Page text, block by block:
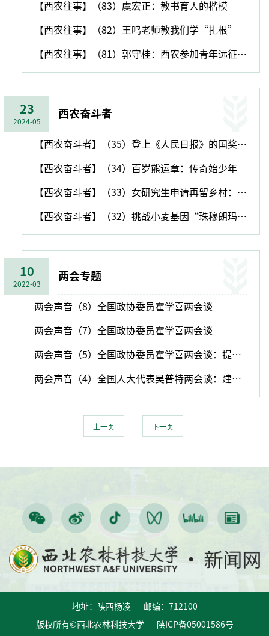
【西农往事】（83）虞宏正：教书育人的楷模
【西农往事】（82）王鸣老师教我们学“扎根”
【西农往事】（81）郭守桂：西农参加青年远征军的唯一一位助教
23
2024-05
西农奋斗者
【西农奋斗者】（35）登上《人民日报》的国奖获奖学生代表许兴时：青春绽放势不可挡
【西农奋斗者】（34）百岁熊运章：传奇始少年
【西农奋斗者】（33）女研究生申请再留乡村：一定要把这件事干到底
【西农奋斗者】（32）挑战小麦基因“珠穆朗玛峰”的宋卫宁团队
10
2022-03
两会专题
两会声音（8）全国政协委员霍学喜两会谈
两会声音（7）全国政协委员霍学喜两会谈
两会声音（5）全国政协委员霍学喜两会谈：提升杂粮研发能力和公共科技投入
两会声音（4）全国人大代表吴普特两会谈：建议部署建设世界旱区农业人才中心和创新高地
上一页 下一页
地址：陕西杨凌 邮编：712100
版权所有©西北农林科技大学 陕ICP备05001586号